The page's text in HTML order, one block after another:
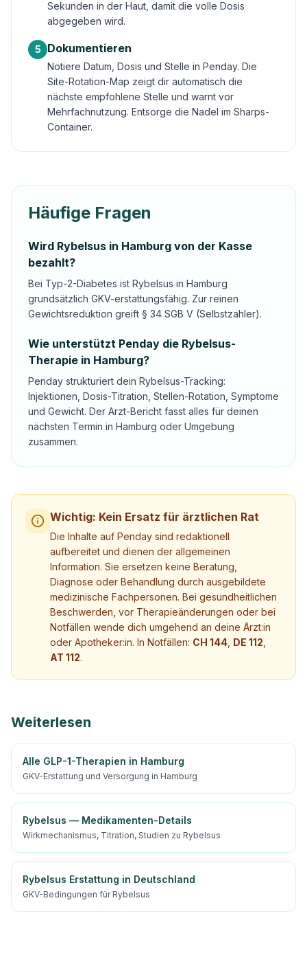
Sekunden in der Haut, damit die volle Dosis
abgegeben wird.
5 Dokumentieren
Notiere Datum, Dosis und Stelle in Penday. Die
Site-Rotation-Map zeigt dir automatisch die
nächste empfohlene Stelle und warnt vor
Mehrfachnutzung. Entsorge die Nadel im Sharps-
Container.
Häufige Fragen
Wird Rybelsus in Hamburg von der Kasse
bezahlt?
Bei Typ-2-Diabetes ist Rybelsus in Hamburg
grundsätzlich GKV-erstattungsfähig. Zur reinen
Gewichtsreduktion greift § 34 SGB V (Selbstzahler).
Wie unterstützt Penday die Rybelsus-
Therapie in Hamburg?
Penday strukturiert dein Rybelsus-Tracking:
Injektionen, Dosis-Titration, Stellen-Rotation, Symptome
und Gewicht. Der Arzt-Bericht fasst alles für deinen
nächsten Termin in Hamburg oder Umgebung
zusammen.
Wichtig: Kein Ersatz für ärztlichen Rat
Die Inhalte auf Penday sind redaktionell
aufbereitet und dienen der allgemeinen
Information. Sie ersetzen keine Beratung,
Diagnose oder Behandlung durch ausgebildete
medizinische Fachpersonen. Bei gesundheitlichen
Beschwerden, vor Therapieänderungen oder bei
Notfällen wende dich umgehend an deine Ärzt:in
oder Apotheker:in. In Notfällen: CH 144 DE 112
AT 112.
Weiterlesen
Alle GLP-1-Therapien in Hamburg
GKV-Erstattung und Versorgung in Hamburg
Rybelsus — Medikamenten-Details
Wirkmechanismus, Titration, Studien zu Rybelsus
Rybelsus Erstattung in Deutschland
GKV-Bedingungen für Rybelsus